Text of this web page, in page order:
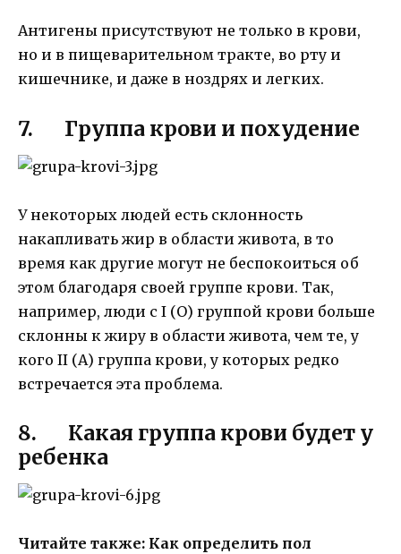
Антигены присутствуют не только в крови,
но и в пищеварительном тракте, во рту и
кишечнике, и даже в ноздрях и легких.
7. Группа крови и похудение
У некоторых людей есть склонность
накапливать жир в области живота, в то
время как другие могут не беспокоиться об
этом благодаря своей группе крови. Так,
например, люди с I (О) группой крови больше
склонны к жиру в области живота, чем те, у
кого II (А) группа крови, у которых редко
встречается эта проблема.
8. Какая группа крови будет у
ребенка
Читайте также: Как определить пол